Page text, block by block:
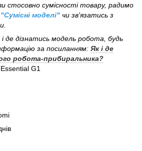
стосовно сумісності товару, радимо
"Сумісні моделі" чи зв'язатись з
де дізнатись модель робота, будь
за посиланням: Як і де
робота-прибиральника?
G1